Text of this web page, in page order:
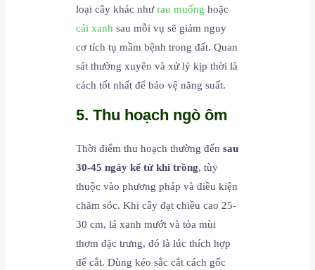
loại cây khác nhưrau muống hoặc
cải xanh sau mỗi vụ sẽ giảm nguy
cơ tích tụ mầm bệnh trong đất. Quan
sát thường xuyên và xử lý kịp thời là
cách tốt nhất để bảo vệ năng suất.
5. Thu hoạch ngò ôm
Thời điểm thu hoạch thường đếnsau
30-45 ngày kể từ khi trồng, tùy
thuộc vào phương pháp và điều kiện
chăm sóc. Khi cây đạt chiều cao 25-
30 cm, lá xanh mướt và tỏa mùi
thơm đặc trưng, đó là lúc thích hợp
để cắt. Dùng kéo sắc cắt cách gốc